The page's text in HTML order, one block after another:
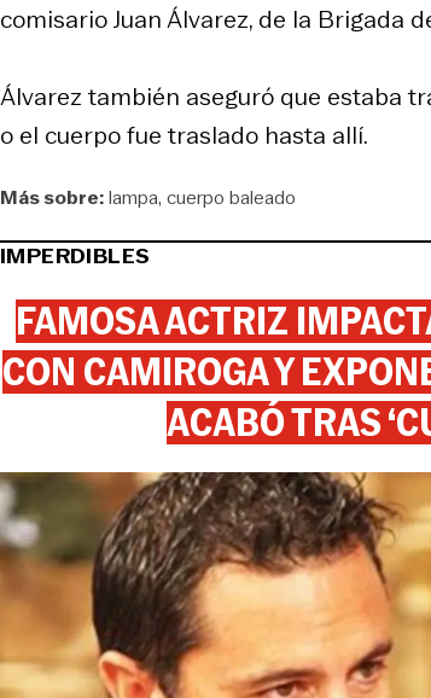
comisario Juan Álvarez, de la Brigada
Álvarez también aseguró que estaba
o el cuerpo fue traslado hasta allí.
Más sobre:lampa cuerpo baleado
IMPERDIBLES
FAMOSA ACTRIZ
CON CAMIROGA Y
ACABÓ TRAS